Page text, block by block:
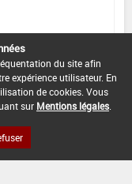
du site afin
expérience utilisateur. En
de cookies. Vous
sur Mentions légales